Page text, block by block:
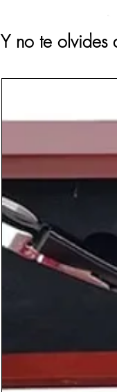
Y no te olvides